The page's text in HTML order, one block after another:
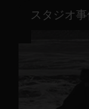
スタジオ事